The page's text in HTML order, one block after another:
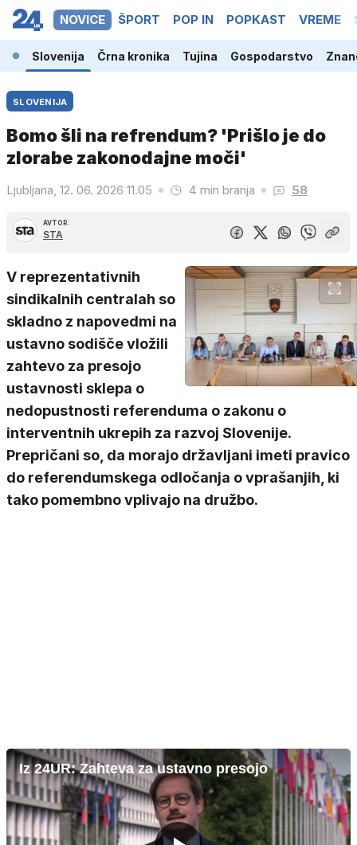
NOVICE ŠPORT POP IN POPKAST VREME
Slovenija Črna kronika Tujina Gospodarstvo
SLOVENIJA
Bomo šli na refrendum? 'Prišlo je do
zlorabe zakonodajne moči'
Ljubljana, 12. 06. 2026 11.05 4 min branja 58
AVTOR:
STA
V reprezentativnih
sindikalnih centralah so
skladno z napovedmi na
ustavno sodišče vložili
zahtevo za presojo
ustavnosti sklepa o
nedopustnosti referenduma o zakonu o
interventnih ukrepih za razvoj Slovenije.
Prepričani so, da morajo državljani imeti pravico
do referendumskega odločanja o vprašanjih, ki
tako pomembno vplivajo na družbo.
Iz 24UR: Zahteva za ustavno presojo